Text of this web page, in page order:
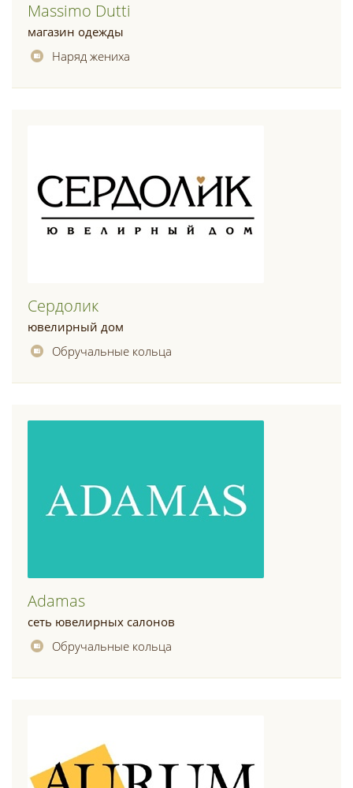
Маssimo Dutti
магазин одежды
Наряд жениха
Сердолик
ювелирный дом
Обручальные кольца
Adamas
сеть ювелирных салонов
Обручальные кольца